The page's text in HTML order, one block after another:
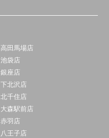
高田馬場店
池袋店
銀座店
下北沢店
北千住店
大森駅前店
赤羽店
八王子店